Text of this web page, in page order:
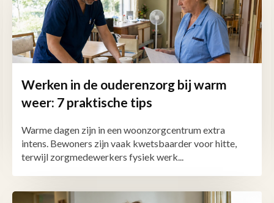
Werken in de ouderenzorg bij warm
weer: 7 praktische tips
Warme dagen zijn in een woonzorgcentrum extra
intens. Bewoners zijn vaak kwetsbaarder voor hitte,
terwijl zorgmedewerkers fysiek werk...